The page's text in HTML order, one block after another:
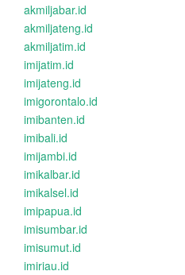
akmiljabar.id
akmiljateng.id
akmiljatim.id
imijatim.id
imijateng.id
imigorontalo.id
imibanten.id
imibali.id
imijambi.id
imikalbar.id
imikalsel.id
imipapua.id
imisumbar.id
imisumut.id
imiriau.id